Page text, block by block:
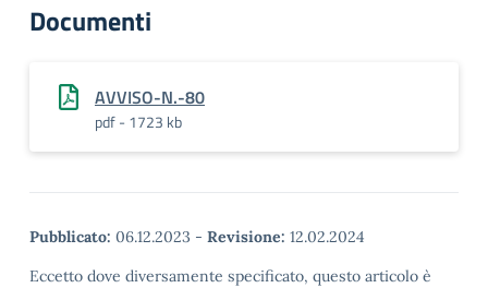
Documenti
AVVISO-N.-80
pdf - 1723 kb
Pubblicato: 06.12.2023 - Revisione: 12.02.2024
Eccetto dove diversamente specificato, questo articolo è